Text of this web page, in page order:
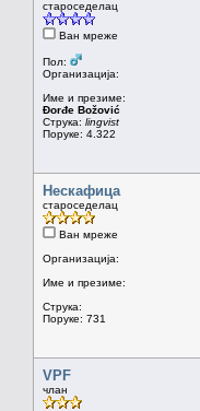
староседелац
Ван мреже
Пол:
Организација:
Име и презиме:
Đorđe Božović
Струка: lingvist
Поруке: 4.322
Нескафица
староседелац
Ван мреже
Организација:
Име и презиме:
Струка:
Поруке: 731
VPF
члан